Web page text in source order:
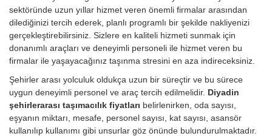
sektöründe uzun yıllar hizmet veren önemli firmalar arasından
dilediğinizi tercih ederek, planlı programlı bir şekilde nakliyenizi
gerçekleştirebilirsiniz. Sizlere en kaliteli hizmeti sunmak için
donanımlı araçları ve deneyimli personeli ile hizmet veren bu
firmalar ile yaşayacağınız taşınma stresini en aza indireceksiniz.
Şehirler arası yolculuk oldukça uzun bir süreçtir ve bu sürece
uygun deneyimli personel ve araç tercih edilmelidir. Diyadin
şehirlerarası taşımacılık fiyatları belirlenirken, oda sayısı,
eşyanın miktarı, mesafe, personel sayısı, kat sayısı, asansör
kullanılıp kullanımı gibi unsurlar göz önünde bulundurulmaktadır.